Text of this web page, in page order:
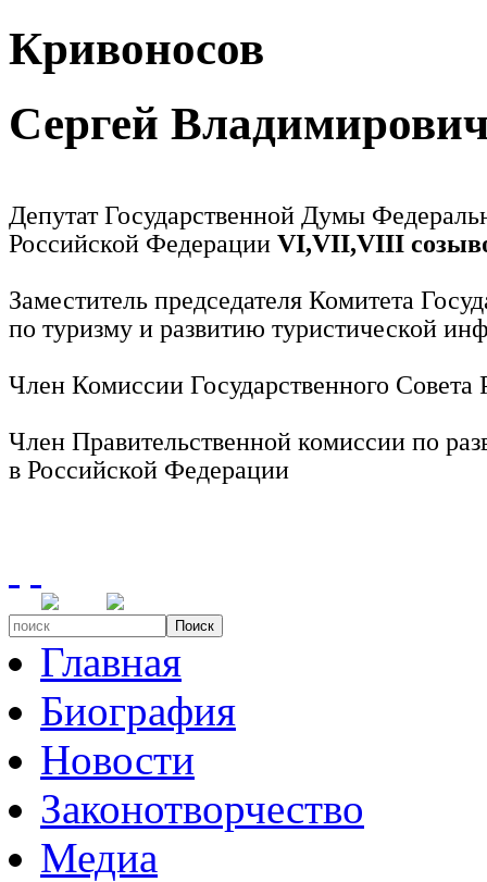
Кривоносов
Сергей
Депутат Государственной Думы
Российской Федерации VI,VII,VIII
Заместитель председателя Комитета
по туризму и развитию туристической
Член Комиссии Государственного
Член Правительственной комиссии по
в Российской Федерации
Поиск
Главная
Биография
Новости
Законотворчество
Медиа